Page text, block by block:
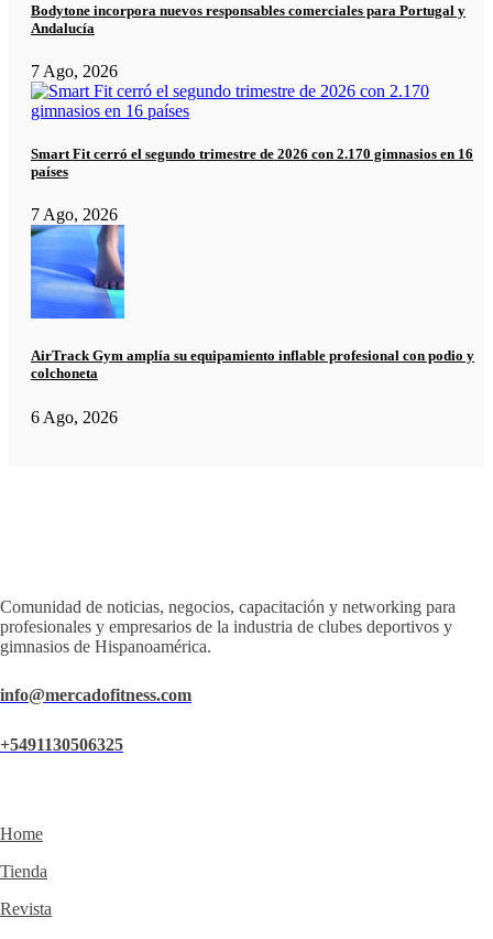
Bodytone incorpora nuevos responsables comerciales para Portugal y
Andalucía
7 Ago, 2026
Smart Fit cerró el segundo trimestre de 2026 con 2.170 gimnasios en 16
países
7 Ago, 2026
AirTrack Gym amplía su equipamiento inflable profesional con podio y
colchoneta
6 Ago, 2026
Comunidad de noticias, negocios, capacitación y networking para
profesionales y empresarios de la industria de clubes deportivos y
gimnasios de Hispanoamérica.
info@mercadofitness.com
+5491130506325
Home
Tienda
Revista